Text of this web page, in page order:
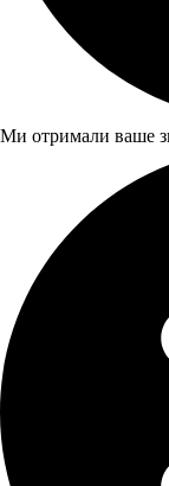
Ми отримали ваше